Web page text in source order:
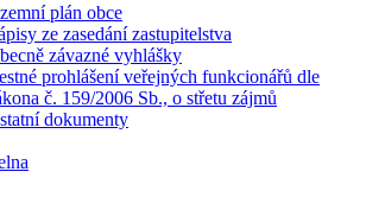
plán obce
ze zasedání zastupitelstva
závazné vyhlášky
prohlášení veřejných funkcionářů dle
č. 159/2006 Sb., o střetu zájmů
dokumenty